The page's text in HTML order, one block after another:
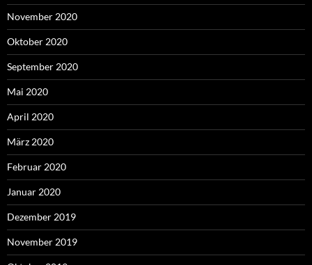
November 2020
Oktober 2020
September 2020
Mai 2020
April 2020
März 2020
Februar 2020
Januar 2020
Dezember 2019
November 2019